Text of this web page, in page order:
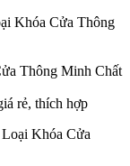
Khóa Cửa Thông
Thông Minh Chất
rẻ, thích hợp
Khóa Cửa